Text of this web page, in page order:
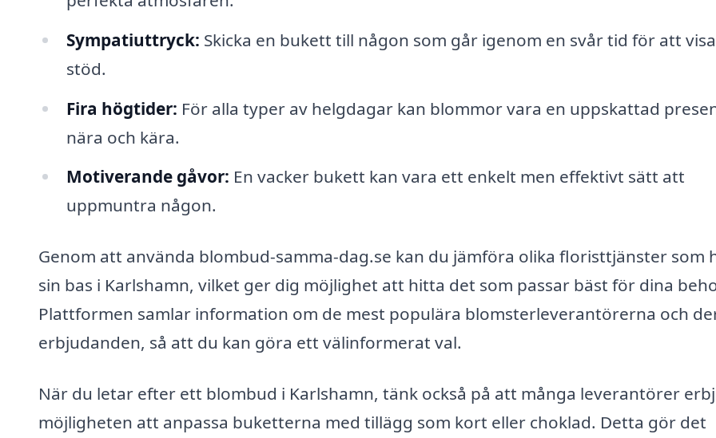
Sympatiuttryck: Skicka en bukett till någon som går igenom en svår tid för att
stöd.
Fira högtider: För alla typer av helgdagar kan blommor vara en uppskattad
nära och kära.
Motiverande gåvor: En vacker bukett kan vara ett enkelt men effektivt sätt att
uppmuntra någon.
Genom att använda blombud-samma-dag.se kan du jämföra olika floristtjänster som
sin bas i Karlshamn, vilket ger dig möjlighet att hitta det som passar bäst för dina
Plattformen samlar information om de mest populära blomsterleverantörerna och
erbjudanden, så att du kan göra ett välinformerat val.
När du letar efter ett blombud i Karlshamn, tänk också på att många leverantörer
möjligheten att anpassa buketterna med tillägg som kort eller choklad. Detta gör det